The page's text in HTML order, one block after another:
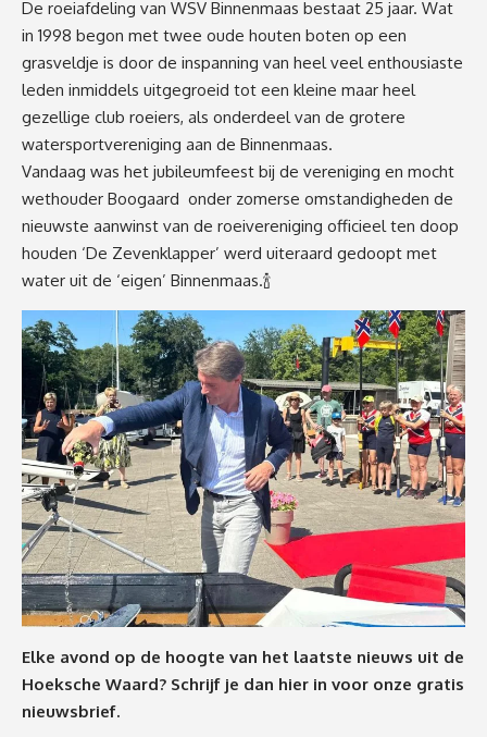
De roeiafdeling van WSV Binnenmaas bestaat 25 jaar. Wat
in 1998 begon met twee oude houten boten op een
grasveldje is door de inspanning van heel veel enthousiaste
leden inmiddels uitgegroeid tot een kleine maar heel
gezellige club roeiers, als onderdeel van de grotere
watersportvereniging aan de Binnenmaas.
Vandaag was het jubileumfeest bij de vereniging en mocht
wethouder Boogaard onder zomerse omstandigheden de
nieuwste aanwinst van de roeivereniging officieel ten doop
houden ‘De Zevenklapper’ werd uiteraard gedoopt met
water uit de ‘eigen’ Binnenmaas.🍾
Elke avond op de hoogte van het laatste nieuws uit de
Hoeksche Waard? Schrijf je dan hier in voor onze gratis
nieuwsbrief.